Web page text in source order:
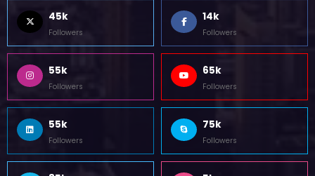
45k
Followers
14k
Followers
55k
Followers
65k
Followers
55k
Followers
75k
Followers